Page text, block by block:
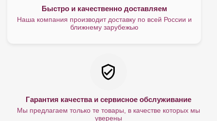
Быстро и качественно доставляем
Наша компания производит доставку по всей России и
ближнему зарубежью
Гарантия качества и сервисное обслуживание
Мы предлагаем только те товары, в качестве которых мы
уверены